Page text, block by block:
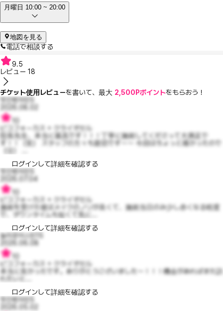
月曜日 10:00 ~ 20:00
地図を見る
電話で相談する
9.5
レビュー 18
チケット使用レビューを書いて、最大 2,500Pポイントをもらおう！
멋진벤자민5
ピコフォーカス + クライオセル
院長先生、本当に最高です！！！丁寧に施術してくださって大満足で
す！！（笑） スタッフの方々も親切です～～ 今回はちょっと痛かったので
（泣） ...
ログインして詳細を確認する
멋진벤자민5
2026.07.04
ピコフォーカス + クライオセル
施術を受けた後はメイクのノリが良くて、施術当日のみ少し赤くなる程度
で、ダウンタイムも短くて気に...
ログインして詳細を確認する
놀라운어스틴15
ピコフォーカス + クライオセル
本当に良かったです。ありがとうございました～！！！機会があればまた訪
ログインして詳細を確認する
멋진벤자민5